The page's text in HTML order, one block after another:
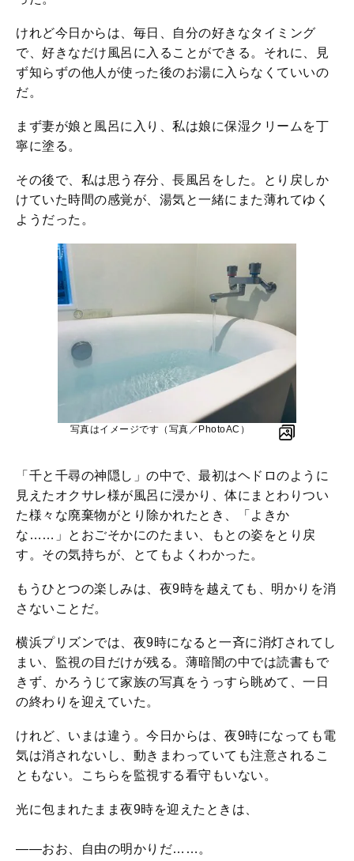
けれど今日からは、毎日、自分の好きなタイミング
で、好きなだけ風呂に入ることができる。それに、見
ず知らずの他人が使った後のお湯に入らなくていいの
だ。
まず妻が娘と風呂に入り、私は娘に保湿クリームを丁
寧に塗る。
その後で、私は思う存分、長風呂をした。とり戻しか
けていた時間の感覚が、湯気と一緒にまた薄れてゆく
ようだった。
写真はイメージです（写真／PhotoAC）
「千と千尋の神隠し」の中で、最初はヘドロのように
見えたオクサレ様が風呂に浸かり、体にまとわりつい
た様々な廃棄物がとり除かれたとき、「よきか
な……」とおごそかにのたまい、もとの姿をとり戻
す。その気持ちが、とてもよくわかった。
もうひとつの楽しみは、夜9時を越えても、明かりを消
さないことだ。
横浜プリズンでは、夜9時になると一斉に消灯されてし
まい、監視の目だけが残る。薄暗闇の中では読書もで
きず、かろうじて家族の写真をうっすら眺めて、一日
の終わりを迎えていた。
けれど、いまは違う。今日からは、夜9時になっても電
気は消されないし、動きまわっていても注意されるこ
ともない。こちらを監視する看守もいない。
光に包まれたまま夜9時を迎えたときは、
――おお、自由の明かりだ……。